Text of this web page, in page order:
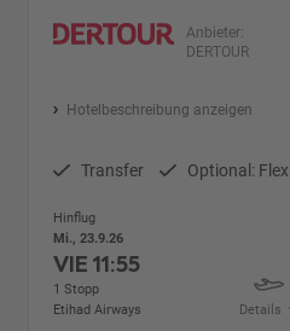
Anbieter:
DERTOUR
Hotelbeschreibung anzeigen
Transfer Optional:
Hinflug
Mi., 23.9.26
VIE11:55
1 Stopp
Etihad Airways
Details